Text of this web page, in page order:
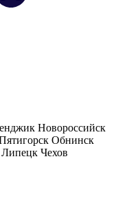
Новороссийск
Обнинск
Липецк Чехов